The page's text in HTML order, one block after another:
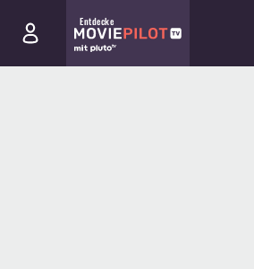
Entdecke